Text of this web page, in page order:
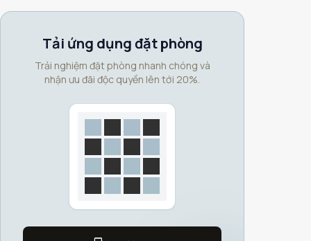
Tải ứng dụng đặt phòng
Trải nghiệm đặt phòng nhanh chóng và
nhận ưu đãi độc quyền lên tới 20%.